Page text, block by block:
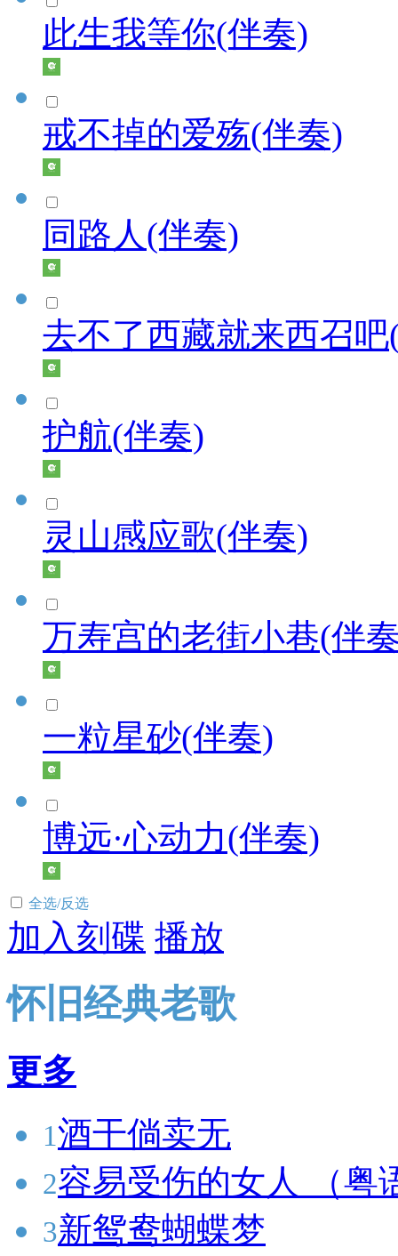
此生我等你(伴奏)
戒不掉的爱殇(伴奏)
同路人(伴奏)
去不了西藏就来西召
护航(伴奏)
灵山感应歌(伴奏)
万寿宫的老街小巷(伴
一粒星砂(伴奏)
博远·心动力(伴奏)
全选/反选
加入刻碟 播放
怀旧经典老歌
更多
1酒干倘卖无
2容易受伤的女人 （粤
3新鸳鸯蝴蝶梦